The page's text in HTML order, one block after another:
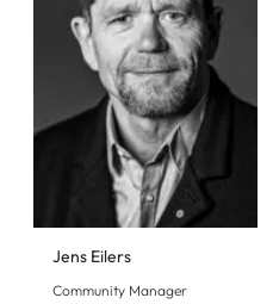
Jens Eilers
Community Manager